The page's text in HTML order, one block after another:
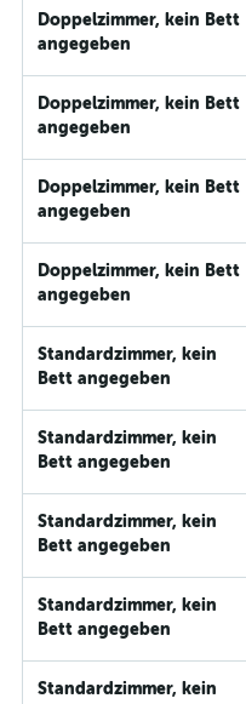
Doppelzimmer, kein Bett
angegeben
Doppelzimmer, kein Bett
angegeben
Doppelzimmer, kein Bett
angegeben
Doppelzimmer, kein Bett
angegeben
Standardzimmer, kein
Bett angegeben
Standardzimmer, kein
Bett angegeben
Standardzimmer, kein
Bett angegeben
Standardzimmer, kein
Bett angegeben
Standardzimmer, kein